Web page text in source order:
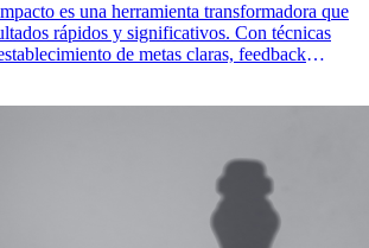
es una herramienta transformadora que
rápidos y significativos. Con técnicas
de metas claras, feedback